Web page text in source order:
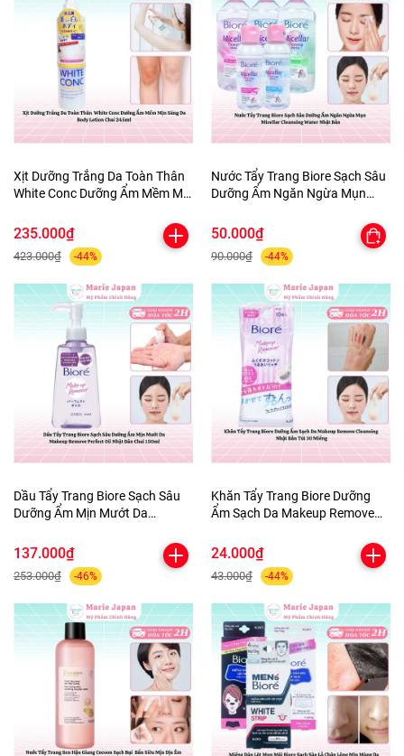
Xịt Dưỡng Trắng Da Toàn Thân
White Conc Dưỡng Ẩm Mềm Mịn
245ml
235.000₫
423.000₫ -44%
Nước Tẩy Trang Biore Sạch Sâu
Dưỡng Ẩm Ngăn Ngừa Mụn
Bản
50.000₫
90.000₫ -44%
Dầu Tẩy Trang Biore Sạch Sâu
Dưỡng Ẩm Mịn Mướt Da
Nhật Bản Chai 150ml
137.000₫
253.000₫ -46%
Khăn Tẩy Trang Biore Dưỡng
Ẩm Sạch Da Makeup Remove
Miếng
24.000₫
43.000₫ -44%